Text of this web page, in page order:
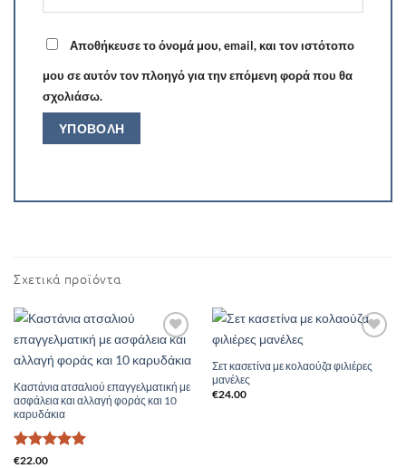
Αποθήκευσε το όνομά μου, email, και τον ιστότοπο
μου σε αυτόν τον πλοηγό για την επόμενη φορά που θα
σχολιάσω.
Σχετικά προϊόντα
Wishlist
Καστάνια ατσαλιού επαγγελματική με
ασφάλεια και αλλαγή φοράς και 10
καρυδάκια
Βαθμολογήθηκε
€22.00
Wishlist
Σετ κασετίνα με κολαούζα φιλιέρες
μανέλες
€24.00